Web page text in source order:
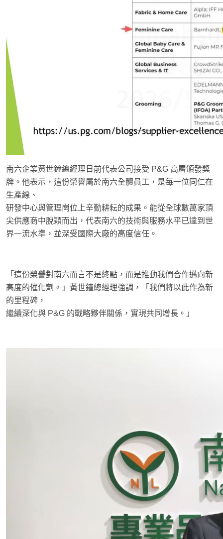
南六企業黃世鐘總經理日前代表公司接受 P&G 高層頒發獎
牌。他表示，這份榮譽屬於南六全體員工，是每一位同仁在
生產線、
研發中心與管理崗位上辛勤耕耘的成果。能從全球數萬家頂
尖供應商中脫穎而出，代表南六的技術與服務水平已達到世
界一流水準，並深受國際大廠的高度信任。
「這份榮譽對南六而言不是終點，而是推動我們合作邁向新
高度的催化劑。」黃世鐘總經理強調，「我們將以此作為新
的里程碑，
繼續深化與 P&G 的戰略夥伴關係，實現共同增長。」